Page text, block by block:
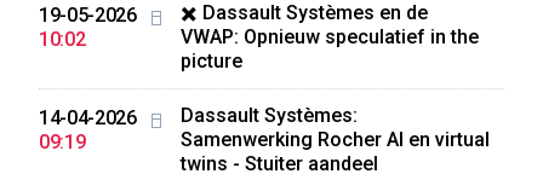
19-05-2026
10:02
✖️ Dassault Systèmes en de
VWAP: Opnieuw speculatief in the
picture
14-04-2026
09:19
Dassault Systèmes:
Samenwerking Rocher AI en virtual
twins - Stuiter aandeel